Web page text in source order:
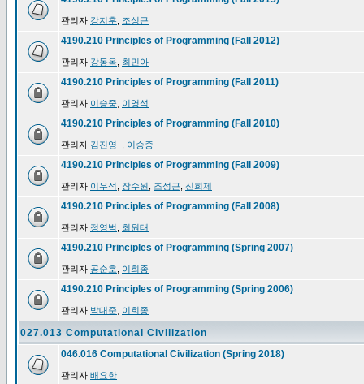
관리자 강지훈 조성근
4190.210 Principles of Programming (Fall 2012)
관리자 강동옥 최민아
4190.210 Principles of Programming (Fall 2011)
관리자 이승중 이영석
4190.210 Principles of Programming (Fall 2010)
관리자 김진영_ 이승중
4190.210 Principles of Programming (Fall 2009)
관리자 이우석 장수원 조성근 신희제
4190.210 Principles of Programming (Fall 2008)
관리자 정영범 최원태
4190.210 Principles of Programming (Spring 2007)
관리자 공순호 이희종
4190.210 Principles of Programming (Spring 2006)
관리자 박대준 이희종
027.013 Computational Civilization
046.016 Computational Civilization (Spring 2018)
관리자 배요한